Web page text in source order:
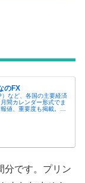
のFX
など、各国の主要経済
間カレンダー形式でま
値、重要度も掲載。FX
分です。プリン